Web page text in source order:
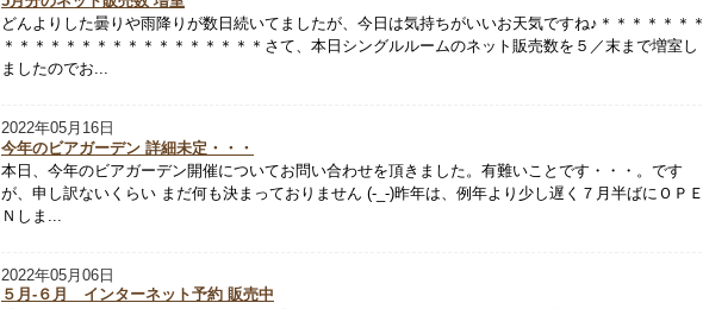
どんよりした曇りや雨降りが数日続いてましたが、今日は気持ちがいいお天気ですね♪＊＊＊＊＊＊＊
＊＊＊＊＊＊＊＊＊＊＊＊＊＊＊＊＊さて、本日シングルルームのネット販売数を５／末まで増室し
ましたのでお...
2022年05月16日
今年のビアガーデン 詳細未定・・・
本日、今年のビアガーデン開催についてお問い合わせを頂きました。有難いことです・・・。です
が、申し訳ないくらい まだ何も決まっておりません (-_-)昨年は、例年より少し遅く７月半ばにＯＰＥ
Ｎしま...
2022年05月06日
５月-６月 インターネット予約 販売中